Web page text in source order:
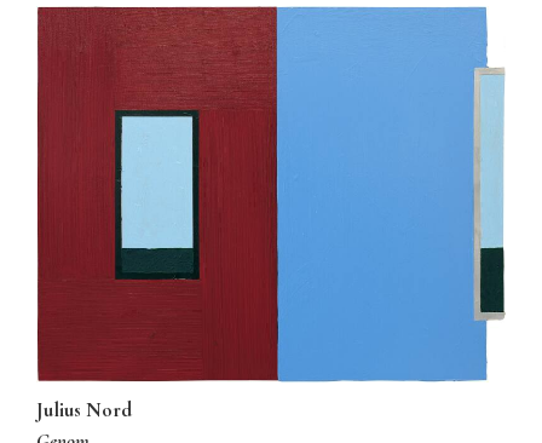
Julius Nord